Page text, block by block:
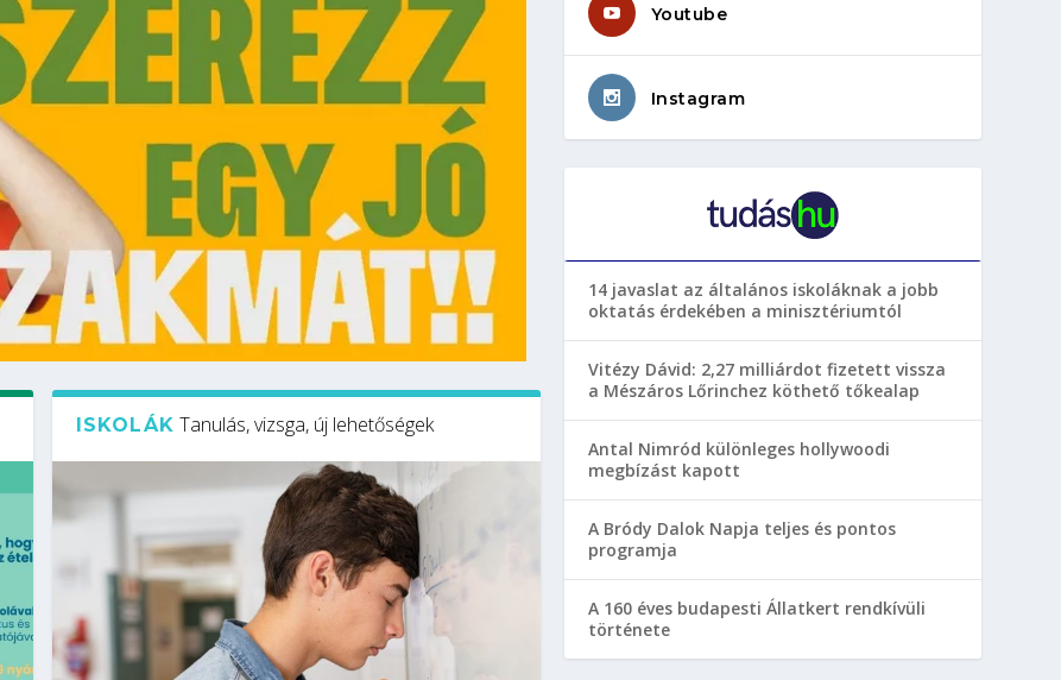
ISKOLÁK Tanulás, vizsga, új lehetőségek
Youtube
Instagram
14 javaslat az általános iskoláknak a jobb
oktatás érdekében a minisztériumtól
Vitézy Dávid: 2,27 milliárdot fizetett vissza
a Mészáros Lőrinchez köthető tőkealap
Antal Nimród különleges hollywoodi
megbízást kapott
A Bródy Dalok Napja teljes és pontos
programja
A 160 éves budapesti Állatkert rendkívüli
története